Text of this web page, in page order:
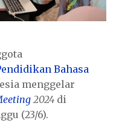
Bahasa
menggelar
2024 di
(23/6).